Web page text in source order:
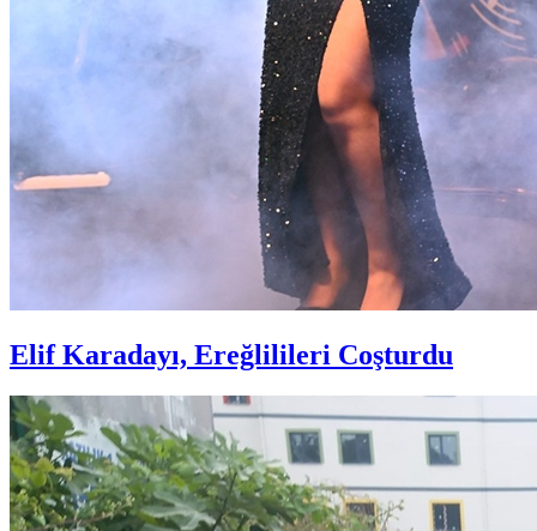
Elif Karadayı, Ereğlilileri Coşturdu